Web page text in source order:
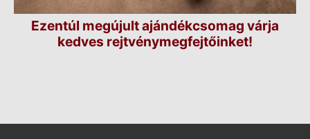
Ezentúl megújult ajándékcsomag várja
kedves rejtvénymegfejtőinket!